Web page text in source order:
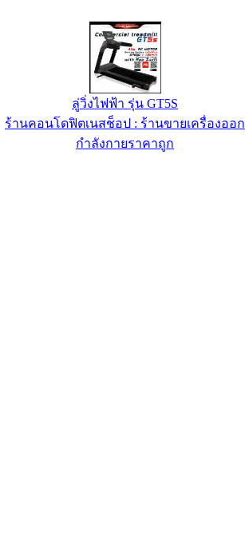
ลู่วิ่งไฟฟ้า รุ่น GT5S
ร้านคอนโดฟิตเนสช็อป : ร้านขายเครื่องออก
กำลังกายราคาถูก